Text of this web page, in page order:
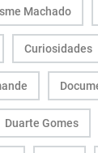
Machado
Curiosidades
Duarte Gomes